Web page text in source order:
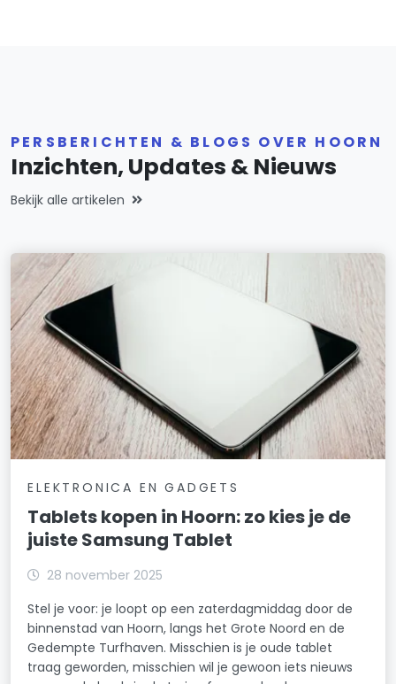
PERSBERICHTEN & BLOGS OVER HOORN
Inzichten, Updates & Nieuws
Bekijk alle artikelen
ELEKTRONICA EN GADGETS
Tablets kopen in Hoorn: zo kies je de
juiste Samsung Tablet
28 november 2025
Stel je voor: je loopt op een zaterdagmiddag door de
binnenstad van Hoorn, langs het Grote Noord en de
Gedempte Turfhaven. Misschien is je oude tablet
traag geworden, misschien wil je gewoon iets nieuws